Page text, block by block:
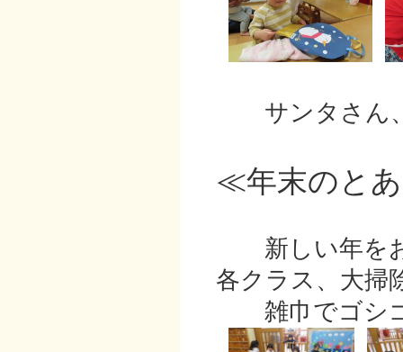
サンタさん、
≪年末のと
新しい年をお
各クラス、大掃
雑巾でゴシゴ